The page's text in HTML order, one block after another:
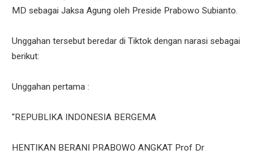
MD sebagai Jaksa Agung oleh Preside Prabowo Subianto.
Unggahan tersebut beredar di Tiktok dengan narasi sebagai
berikut:
Unggahan pertama :
“REPUBLIKA INDONESIA BERGEMA
HENTIKAN BERANI PRABOWO ANGKAT Prof Dr